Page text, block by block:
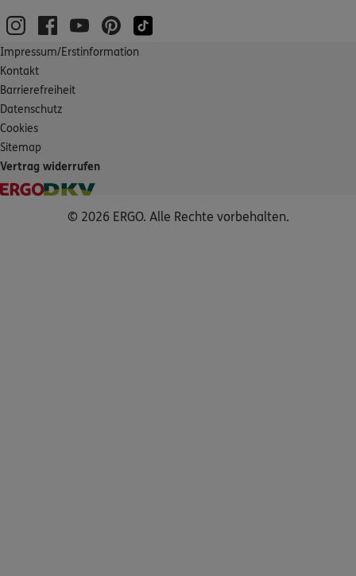
Impressum/Erstinformation
Kontakt
Barrierefreiheit
Datenschutz
Cookies
Sitemap
Vertrag widerrufen
© 2026 ERGO. Alle Rechte vorbehalten.